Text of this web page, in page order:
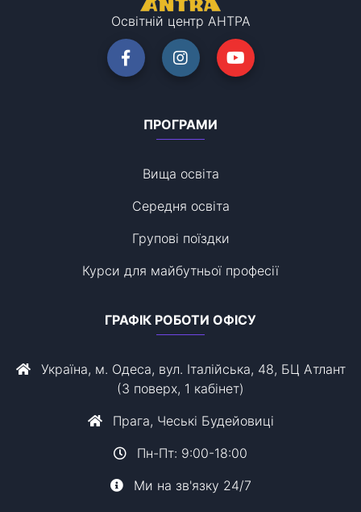
Освітній центр АНТРА
ПРОГРАМИ
Вища освіта
Середня освіта
Групові поїздки
Курси для майбутньої професії
ГРАФІК РОБОТИ ОФІСУ
Україна, м. Одеса, вул. Італійська, 48, БЦ Атлант
(3 поверх, 1 кабінет)
Прага, Чеські Будейовиці
Пн-Пт: 9:00-18:00
Ми на зв'язку 24/7